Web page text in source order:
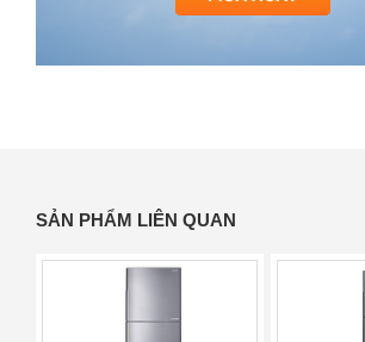
SẢN PHẨM LIÊN QUAN